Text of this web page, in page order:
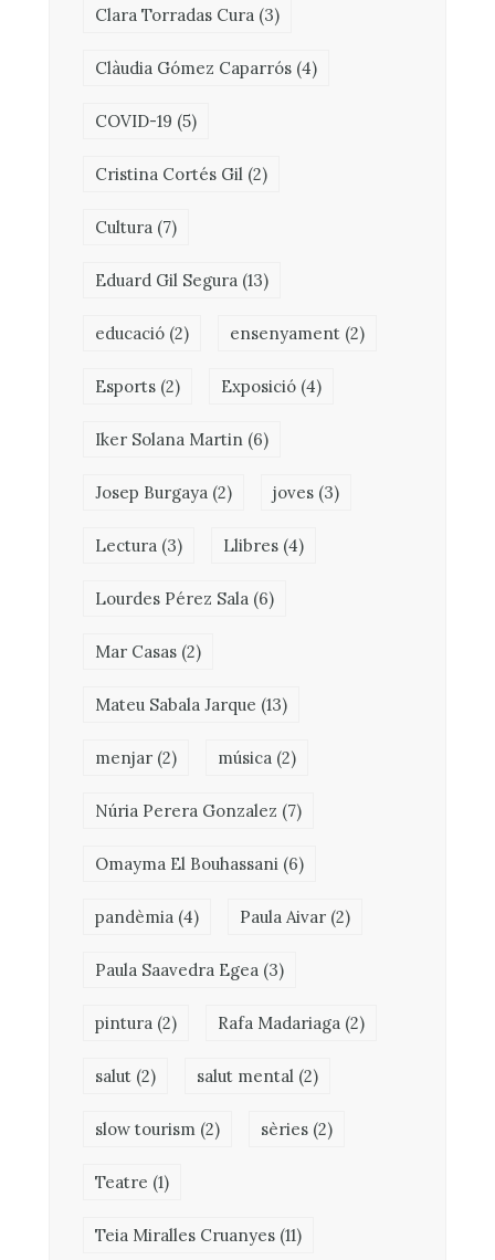
Clara Torradas Cura (3)
Clàudia Gómez Caparrós (4)
COVID-19 (5)
Cristina Cortés Gil (2)
Cultura (7)
Eduard Gil Segura (13)
educació (2) ensenyament (2)
Esports (2) Exposició (4)
Iker Solana Martin (6)
Josep Burgaya (2) joves (3)
Lectura (3) Llibres (4)
Lourdes Pérez Sala (6)
Mar Casas (2)
Mateu Sabala Jarque (13)
menjar (2) música (2)
Núria Perera Gonzalez (7)
Omayma El Bouhassani (6)
pandèmia (4) Paula Aivar (2)
Paula Saavedra Egea (3)
pintura (2) Rafa Madariaga (2)
salut (2) salut mental (2)
slow tourism (2) sèries (2)
Teatre (1)
Teia Miralles Cruanyes (11)